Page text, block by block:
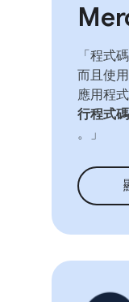
「程式
而且使用
應用程
行程式碼
。」